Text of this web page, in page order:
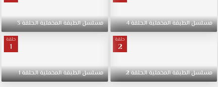
علاقات
و
تعطية
الحياة
مسلسلالطبقةالمخمليةالحلقة4 مسلسلالطبقةالمخمليةالحلقة3
حلقة
2
مسلسلالطبقةالمخمليةالحلقة2
حلقة
1
مسلسلالطبقةالمخمليةالحلقة1